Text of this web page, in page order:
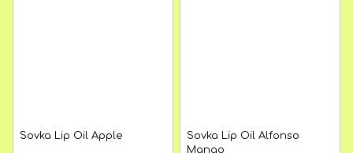
Sovka Lip Oil Apple
Sovka Lip Oil Alfonso
Mango